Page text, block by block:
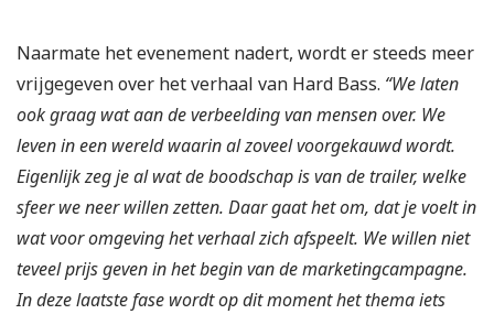
Naarmate het evenement nadert, wordt er steeds meer
vrijgegeven over het verhaal van Hard Bass. “We laten
ook graag wat aan de verbeelding van mensen over. We
leven in een wereld waarin al zoveel voorgekauwd wordt.
Eigenlijk zeg je al wat de boodschap is van de trailer, welke
sfeer we neer willen zetten. Daar gaat het om, dat je voelt in
wat voor omgeving het verhaal zich afspeelt. We willen niet
teveel prijs geven in het begin van de marketingcampagne.
In deze laatste fase wordt op dit moment het thema iets